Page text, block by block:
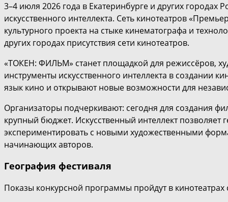
3–4 июля 2026 года в Екатеринбурге и других
искусственного интеллекта. Сеть кинотеатров
культурного проекта на стыке кинематографа и
других городах присутствия сети кинотеатров.
«ТОКЕН: ФИЛЬМ» станет площадкой для режиссёров,
инструменты искусственного интеллекта в создании
язык кино и открывают новые возможности для
Организаторы подчеркивают: сегодня для создания
крупный бюджет. Искусственный интеллект позволяет
экспериментировать с новыми художественными
начинающих авторов.
География фестиваля
Показы конкурсной программы пройдут в